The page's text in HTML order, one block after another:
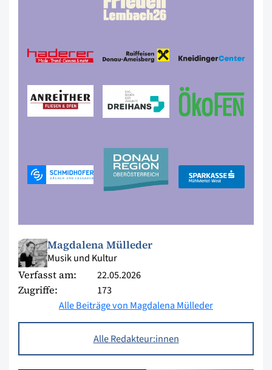
Magdalena Mülleder
Musik und Kultur
Verfasst am: 22.05.2026
Zugriffe:
173
Alle Beiträge von Magdalena Mülleder
Alle Redakteur:innen